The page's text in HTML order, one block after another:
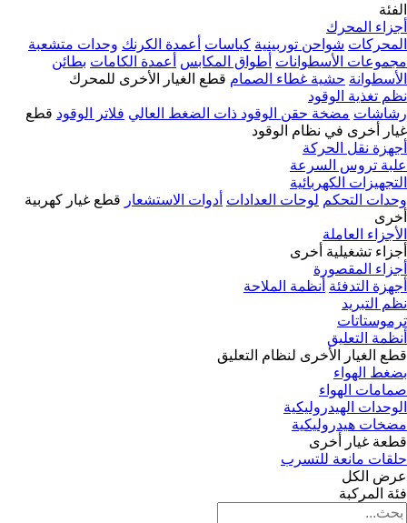
الفئة
أجزاء المحرك
المحركات شواحن توربينية كباسات أعمدة الكرنك وحدات متشعبة
مجموعات الأسطوانات أطواق المكابس أعمدة الكامات بطائن
الأسطوانة حشية غطاء الصمام قطع الغيار الأخرى للمحرك
نظم تغذية الوقود
رشاشات مضخة حقن الوقود ذات الضغط العالي فلاتر الوقود قطع
غيار أخرى في نظام الوقود
أجهزة نقل الحركة
علبة تروس السرعة
التجهيزات الكهربائية
وحدات التحكم لوحات العدادات أدوات الاستشعار قطع غيار كهربية
أخرى
الأجزاء العاملة
أجزاء تشغيلية أخرى
أجزاء المقصورة
أجهزة التدفئة أنظمة الملاحة
نظم التبريد
ترموستاتات
أنظمة التعليق
قطع الغيار الأخرى لنظام التعليق
بضغط الهواء
صمامات الهواء
الوحدات الهيدروليكية
مضخات هيدروليكية
قطعة غيار أخرى
حلقات مانعة للتسرب
عرض الكل
فئة المركبة